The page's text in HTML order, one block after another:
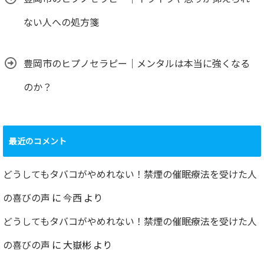
ない人への処方箋
豊岡市のヒプノセラピー｜メンタルは本当に強くなる
のか？
最近のコメント
どうしてもタバコがやめれない！禁煙の催眠療法を受けた人
の喜びの声 に 今西 より
どうしてもタバコがやめれない！禁煙の催眠療法を受けた人
の喜びの声 に 大嶽彬 より